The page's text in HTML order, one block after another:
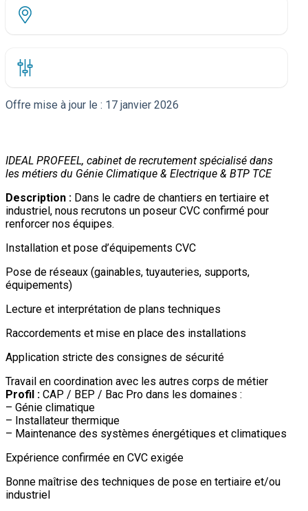
Offre mise à jour le : 17 janvier 2026
IDEAL PROFEEL, cabinet de recrutement spécialisé dans
les métiers du Génie Climatique & Electrique & BTP TCE
Description : Dans le cadre de chantiers en tertiaire et
industriel, nous recrutons un poseur CVC confirmé pour
renforcer nos équipes.
Installation et pose d’équipements CVC
Pose de réseaux (gainables, tuyauteries, supports,
équipements)
Lecture et interprétation de plans techniques
Raccordements et mise en place des installations
Application stricte des consignes de sécurité
Travail en coordination avec les autres corps de métier
Profil : CAP / BEP / Bac Pro dans les domaines :
– Génie climatique
– Installateur thermique
– Maintenance des systèmes énergétiques et climatiques
Expérience confirmée en CVC exigée
Bonne maîtrise des techniques de pose en tertiaire et/ou
industriel